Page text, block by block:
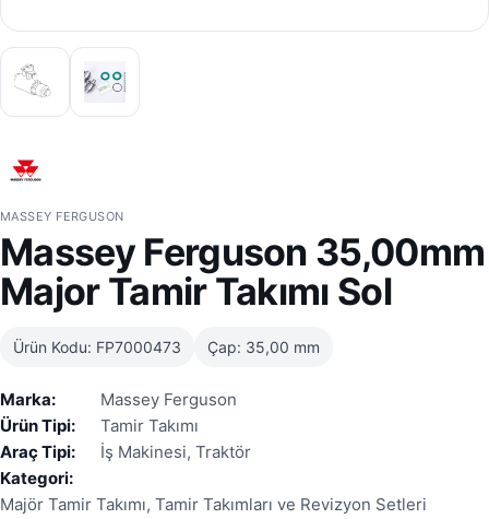
MASSEY FERGUSON
Massey Ferguson 35,00mm
Major Tamir Takımı Sol
Ürün Kodu: FP7000473 Çap: 35,00 mm
Marka:
Massey Ferguson
Ürün Tipi:
Tamir Takımı
Araç Tipi:
İş Makinesi, Traktör
Kategori:
Majör Tamir Takımı, Tamir Takımları ve Revizyon Setleri